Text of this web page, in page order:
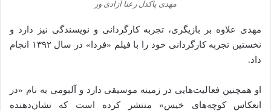
مهدی پاکدل رعنا آزادی‌ ور
مهدی علاوه بر بازیگری، تجربه کارگردانی و نویسندگی نیز دارد و
نخستین تجربه کارگردانی خود را با فیلم «فردا» در سال ۱۳۹۲ انجام
داد.
او همچنین فعالیت‌هایی در زمینه موسیقی دارد و آلبومی به نام «در
انعکاس کوچه‌های خیس» منتشر کرده است که نشان‌دهنده